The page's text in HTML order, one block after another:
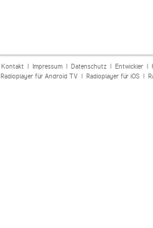
Kontakt| Impressum| Datenschutz| Entwickler|
Radioplayer für Android TV| Radioplayer für iOS|